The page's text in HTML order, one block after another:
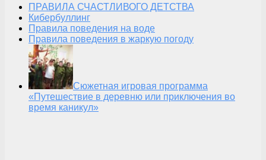
ПРАВИЛА СЧАСТЛИВОГО ДЕТСТВА
Кибербуллинг
Правила поведения на воде
Правила поведения в жаркую погоду
Сюжетная игровая программа
«Путешествие в деревню или приключения во
время каникул»